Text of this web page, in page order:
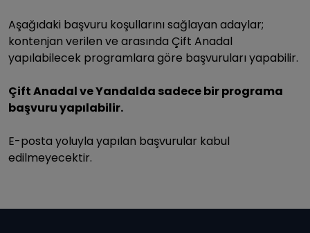
Aşağıdaki başvuru koşullarını sağlayan adaylar;
kontenjan verilen ve arasında Çift Anadal
yapılabilecek programlara göre başvuruları yapabilir.
Çift Anadal ve Yandalda sadece bir programa
başvuru yapılabilir.
E-posta yoluyla yapılan başvurular kabul
edilmeyecektir.